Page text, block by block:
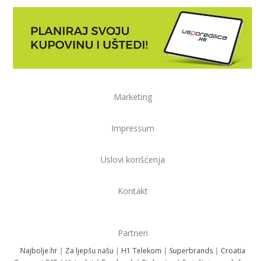
Marketing
Impressum
Uslovi korišćenja
Kontakt
Partneri
Najbolje.hr| Za ljepšu našu | H1 Telekom | Superbrands| Croatia